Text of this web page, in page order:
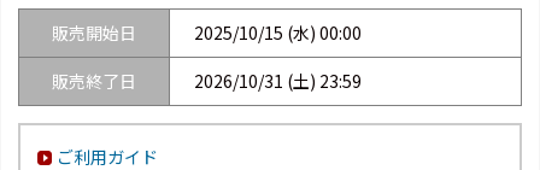
販売開始日
2025/10/15 (水) 00:00
販売終了日
2026/10/31 (土) 23:59
ご利用ガイド